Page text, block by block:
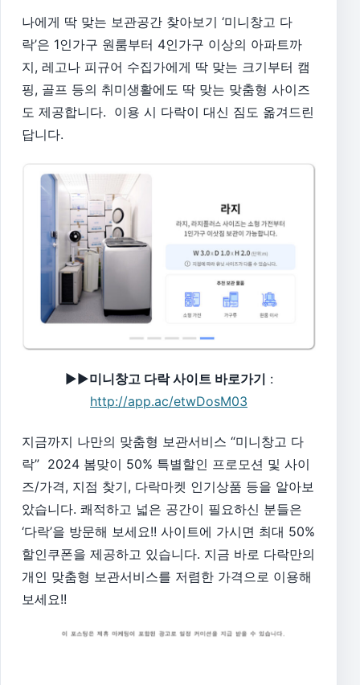
​나에게 딱 맞는 보관공간 찾아보기 ‘미니창고 다
락’은 1인가구 원룸부터 4인가구 이상의 아파트까
지, 레고나 피규어 수집가에게 딱 맞는 크기부터 캠
핑, 골프 등의 취미생활에도 딱 맞는 맞춤형 사이즈
도 제공합니다. 이용 시 다락이 대신 짐도 옮겨드린
답니다.
▶▶미니창고 다락 사이트 바로가기 :
http://app.ac/etwDosM03
지금까지 ​나만의 맞춤형 보관서비스 “미니창고 다
락” 2024 봄맞이 50% 특별할인 프로모션 및 사이
즈/가격, 지점 찾기, 다락마켓 인기상품 등을 알아보
았습니다. 쾌적하고 넓은 공간이 필요하신 분들은
‘다락’을 방문해 보세요!! 사이트에 가시면 최대 50%
할인쿠폰을 제공하고 있습니다. 지금 바로 다락만의
개인 맞춤형 보관서비스를 저렴한 가격으로 이용해
보세요!!